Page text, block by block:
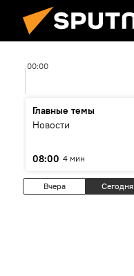
00:00
Главные темы
Новости
08:00 4 мин
Вчера Сегодня